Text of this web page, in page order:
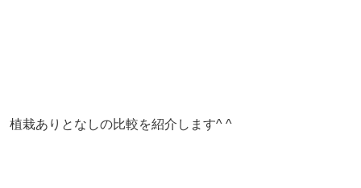
植栽ありとなしの比較を紹介します^ ^